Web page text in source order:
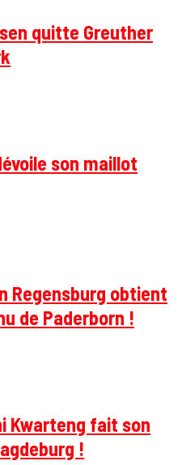
quitte Greuther
son maillot
Regensburg obtient
de Paderborn !
Kwarteng fait son
!